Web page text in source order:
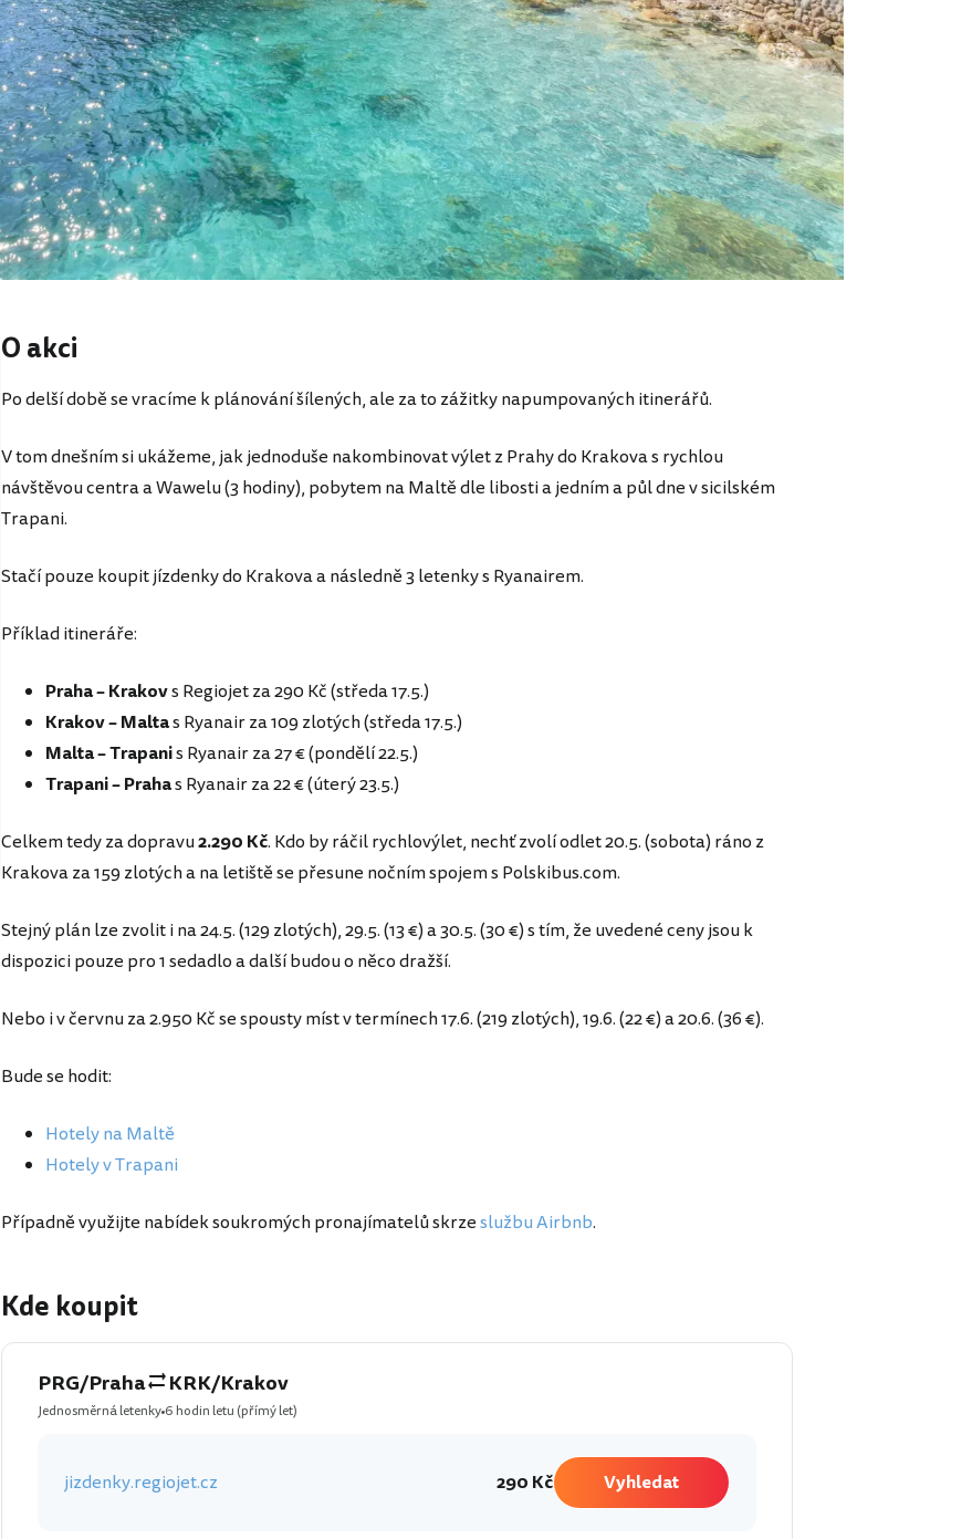
O akci
Po delší době se vracíme k plánování šílených, ale za to zážitky napumpovaných itinerářů.
V tom dnešním si ukážeme, jak jednoduše nakombinovat výlet z Prahy do Krakova s rychlou
návštěvou centra a Wawelu (3 hodiny), pobytem na Maltě dle libosti a jedním a půl dne v sicilském
Trapani.
Stačí pouze koupit jízdenky do Krakova a následně 3 letenky s Ryanairem.
Příklad itineráře:
Praha – Krakovs Regiojet za 290 Kč (středa 17.5.)
Krakov – Maltas Ryanair za 109 zlotých (středa 17.5.)
Malta – Trapanis Ryanair za 27 € (pondělí 22.5.)
Trapani – Prahas Ryanair za 22 € (úterý 23.5.)
Celkem tedy za dopravu2.290 Kč. Kdo by ráčil rychlovýlet, nechť zvolí odlet 20.5. (sobota) ráno z
Krakova za 159 zlotých a na letiště se přesune nočním spojem s Polskibus.com.
Stejný plán lze zvolit i na 24.5. (129 zlotých), 29.5. (13 €) a 30.5. (30 €) s tím, že uvedené ceny jsou k
dispozici pouze pro 1 sedadlo a další budou o něco dražší.
Nebo i v červnu za 2.950 Kč se spousty míst v termínech 17.6. (219 zlotých), 19.6. (22 €) a 20.6. (36 €).
Bude se hodit:
Hotely na Maltě
Hotely v Trapani
Případně využijte nabídek soukromých pronajímatelů skrzeslužbu Airbnb.
Kde koupit
PRG/Praha KRK/Krakov
Jednosměrná letenky 6 hodin letu (přímý let)
jizdenky.regiojet.cz 290 Kč Vyhledat